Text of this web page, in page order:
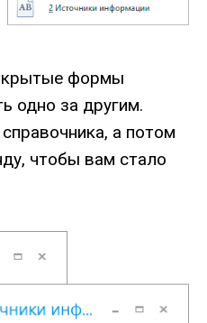
формы
одно за другим.
а потом
чтобы вам стало